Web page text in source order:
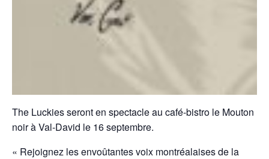
The Luckies seront en spectacle au café-bistro le Mouton
noir à Val-David le 16 septembre.
« Rejoignez les envoûtantes voix montréalaises de la